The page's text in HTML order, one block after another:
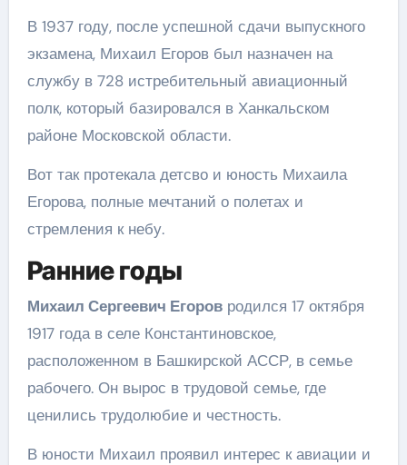
В 1937 году, после успешной сдачи выпускного
экзамена, Михаил Егоров был назначен на
службу в 728 истребительный авиационный
полк, который базировался в Ханкальском
районе Московской области.
Вот так протекала детсво и юность Михаила
Егорова, полные мечтаний о полетах и
стремления к небу.
Ранние годы
Михаил Сергеевич Егоровродился 17 октября
1917 года в селе Константиновское,
расположенном в Башкирской АССР, в семье
рабочего. Он вырос в трудовой семье, где
ценились трудолюбие и честность.
В юности Михаил проявил интерес к авиации и